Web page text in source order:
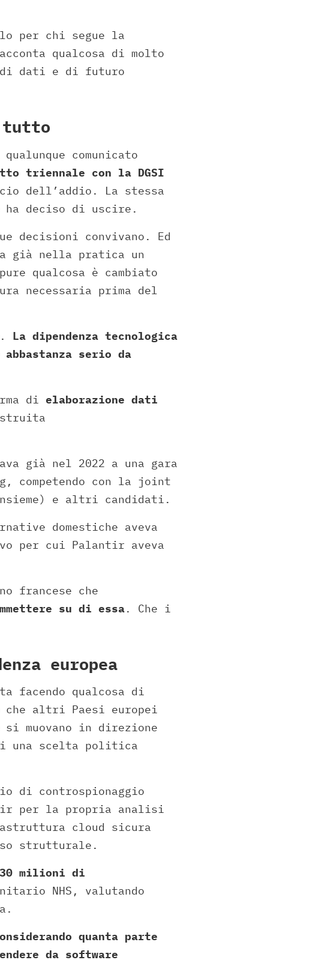
per chi segue la
qualcosa di molto
di dati e di futuro
tutto
comunicato
triennale con la DGSI
dell’addio. La stessa
ha deciso di uscire.
decisioni convivano. Ed
già nella pratica un
qualcosa è cambiato
necessaria prima del
La dipendenza tecnologica
serio da
di elaborazione dati
già nel 2022 a una gara
competendo con la joint
e altri candidati.
domestiche aveva
per cui Palantir aveva
francese che
su di essa. Che i
europea
facendo qualcosa di
che altri Paesi europei
muovano in direzione
una scelta politica
di controspionaggio
per la propria analisi
cloud sicura
strutturale.
milioni di
NHS, valutando
quanta parte
da software